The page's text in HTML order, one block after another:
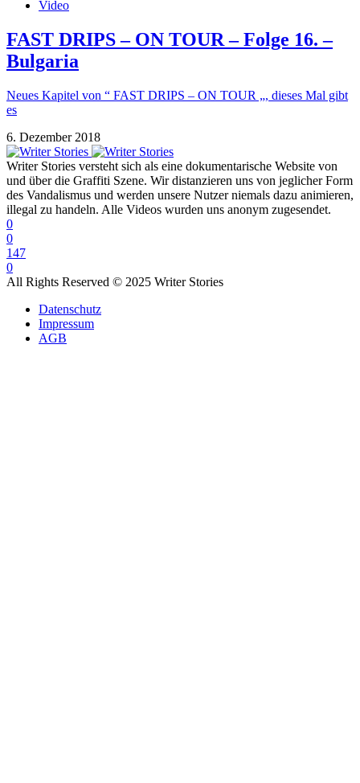
Video
FAST DRIPS – ON TOUR – Folge 16. –
Bulgaria
Neues Kapitel von “ FAST DRIPS – ON TOUR „, dieses Mal gibt
es
6. Dezember 2018
Writer Stories versteht sich als eine dokumentarische Website von
und über die Graffiti Szene. Wir distanzieren uns von jeglicher Form
des Vandalismus und werden unsere Nutzer niemals dazu animieren,
illegal zu handeln. Alle Videos wurden uns anonym zugesendet.
0
0
147
0
All Rights Reserved © 2025 Writer Stories
Datenschutz
Impressum
AGB